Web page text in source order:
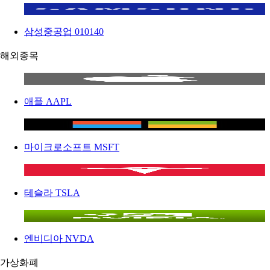
삼성중공업 010140
해외종목
애플 AAPL
마이크로소프트 MSFT
테슬라 TSLA
엔비디아 NVDA
가상화폐